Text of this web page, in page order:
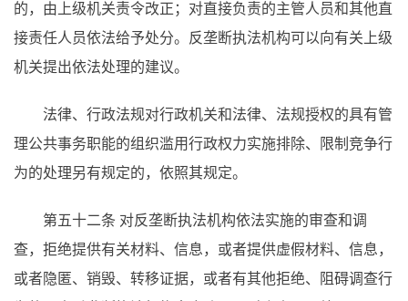
的，由上级机关责令改正；对直接负责的主管人员和其他直
接责任人员依法给予处分。反垄断执法机构可以向有关上级
机关提出依法处理的建议。
法律、行政法规对行政机关和法律、法规授权的具有管
理公共事务职能的组织滥用行政权力实施排除、限制竞争行
为的处理另有规定的，依照其规定。
第五十二条 对反垄断执法机构依法实施的审查和调
查，拒绝提供有关材料、信息，或者提供虚假材料、信息，
或者隐匿、销毁、转移证据，或者有其他拒绝、阻碍调查行